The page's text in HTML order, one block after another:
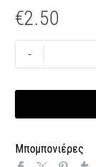
€2.50
-
''Πίτες
φρούτων
Μπομπονιέρες